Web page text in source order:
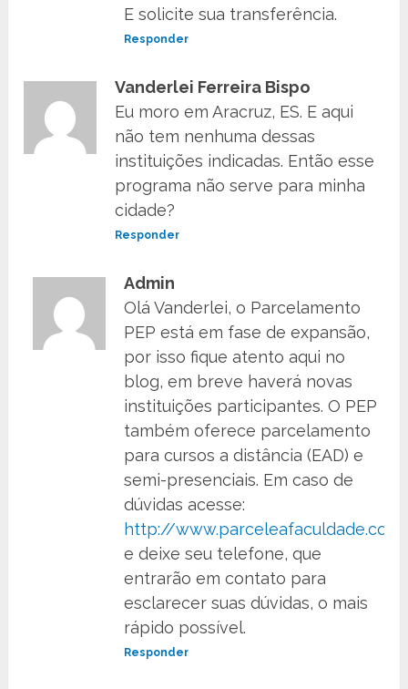
E solicite sua transferência.
Responder
Vanderlei Ferreira Bispo
Eu moro em Aracruz, ES. E aqui
não tem nenhuma dessas
instituições indicadas. Então esse
programa não serve para minha
cidade?
Responder
Admin
Olá Vanderlei, o Parcelamento
PEP está em fase de expansão,
por isso fique atento aqui no
blog, em breve haverá novas
instituições participantes. O PEP
também oferece parcelamento
para cursos a distância (EAD) e
semi-presenciais. Em caso de
dúvidas acesse:
http://
e deixe seu telefone, que
entrarão em contato para
esclarecer suas dúvidas, o mais
rápido possível.
Responder